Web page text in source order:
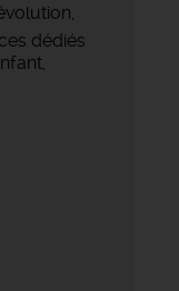
dédiés